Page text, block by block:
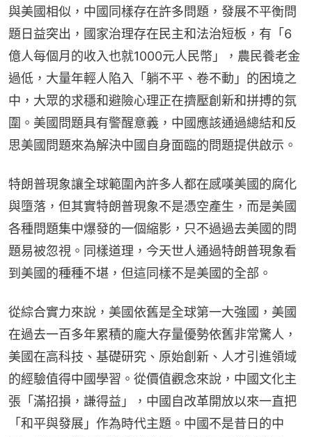
與美國相似，中國同樣存在許多問題，發展不平衡問
題日益突出，國家治理存在民主和法治短板，有「6
億人每個月的收入也就1000元人民幣」，農民養老金
過低，大量年輕人陷入「躺不平、卷不動」的困境之
中，大眾的求穩和避險心理正在擠壓創新和拼搏的氛
圍。美國問題具有警醒意義，中國應該通過總結和反
思美國問題來為解決中國自身面臨的問題提供啟示。
特朗普現象讓全球範圍內許多人都在感嘆美國的腐化
與墮落，但其實特朗普現象不是憑空產生，而是美國
各種問題集中爆發的一個縮影，只不過過去美國的問
題易被忽視。同樣道理，今天世人通過特朗普現象看
到美國的種種不堪，但這同樣不是美國的全部。
從綜合實力來說，美國依舊是全球第一大強國，美國
在過去一百多年累積的龐大存量優勢依舊非常驚人，
美國在高科技、基礎研究、原始創新、人才引進領域
的經驗值得中國學習。從價值觀念來說，中國文化主
張「滿招損，謙得益」，中國自改革開放以來一直把
「和平與發展」作為時代主題。中國不是昔日的中